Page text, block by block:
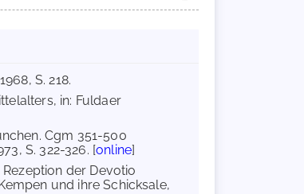
S. 218.
in: Fuldaer
Cgm 351-500
S. 322-326. [online]
der Devotio
und ihre Schicksale,